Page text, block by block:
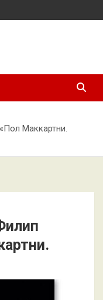
Маккартни.